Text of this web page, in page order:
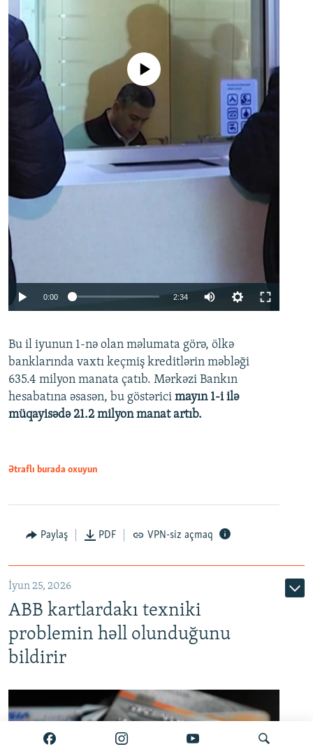
Auto 240p 360p 480p
720p 1080p
No media source currently available
0:00 2:34
360p
480p
720p
Bu il iyunun 1-nə olan məlumata görə, ölkə
banklarında vaxtı keçmiş kreditlərin məbləği
635.4 milyon manata çatıb. Mərkəzi Bankın
hesabatına əsasən, bu göstərici mayın 1-i ilə
müqayisədə 21.2 milyon manat artıb.
Ətraflı burada oxuyun
Paylaş PDF VPN-siz açmaq
İyun 25, 2026
ABB kartlardakı texniki
problemin həll olunduğunu
bildirir